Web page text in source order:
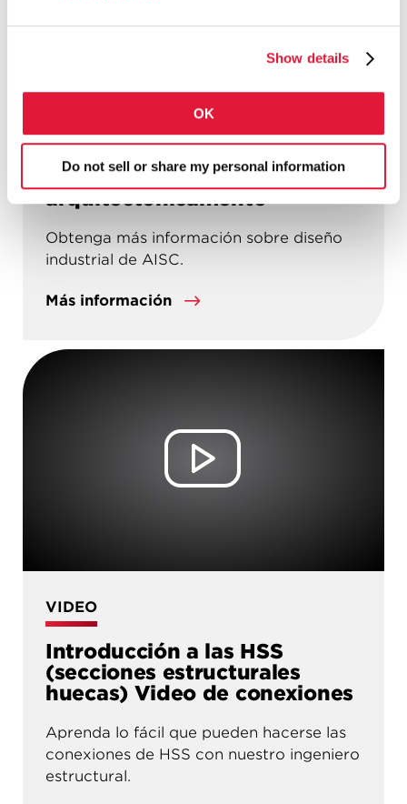
Show details
OK
Do not sell or share my personal information
ENLACE A LA INDUSTRIA
Acero estructural expuesto
arquitectónicamente
Obtenga más información sobre diseño
industrial de AISC.
Más información
VIDEO
Introducción a las HSS
(secciones estructurales
huecas) Video de conexiones
Aprenda lo fácil que pueden hacerse las
conexiones de HSS con nuestro ingeniero
estructural.